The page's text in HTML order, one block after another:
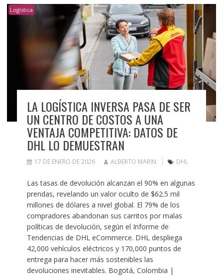
Logística
LA LOGÍSTICA INVERSA PASA DE SER
UN CENTRO DE COSTOS A UNA
VENTAJA COMPETITIVA: DATOS DE
DHL LO DEMUESTRAN
17 DE ENERO DE 2026 ALBERTO MARIN DHL
Las tasas de devolución alcanzan el 90% en algunas
prendas, revelando un valor oculto de $62.5 mil
millones de dólares a nivel global. El 79% de los
compradores abandonan sus carritos por malas
políticas de devolución, según el Informe de
Tendencias de DHL eCommerce. DHL despliega
42,000 vehículos eléctricos y 170,000 puntos de
entrega para hacer más sostenibles las
devoluciones inevitables. Bogotá, Colombia |